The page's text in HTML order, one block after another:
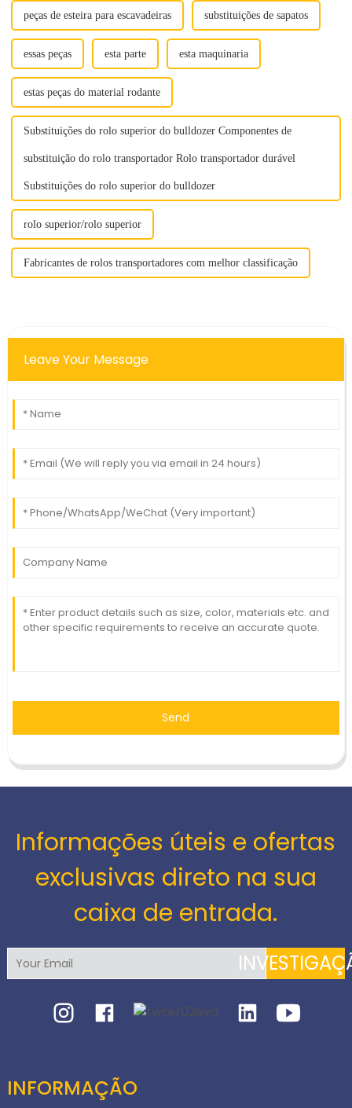
peças de esteira para escavadeiras substituições de sapatos
essas peças esta parte esta maquinaria
estas peças do material rodante
Substituições do rolo superior do bulldozer Componentes de
substituição do rolo transportador Rolo transportador durável
Substituições do rolo superior do bulldozer
rolo superior/rolo superior
Fabricantes de rolos transportadores com melhor classificação
Leave Your Message
Send
Informações úteis e ofertas
exclusivas direto na sua
caixa de entrada.
INFORMAÇÃO